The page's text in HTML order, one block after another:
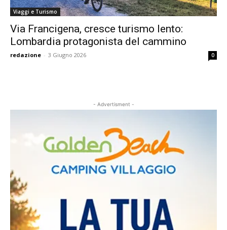
Viaggi e Turismo
Via Francigena, cresce turismo lento:
Lombardia protagonista del cammino
redazione - 3 Giugno 2026 0
- Advertisment -